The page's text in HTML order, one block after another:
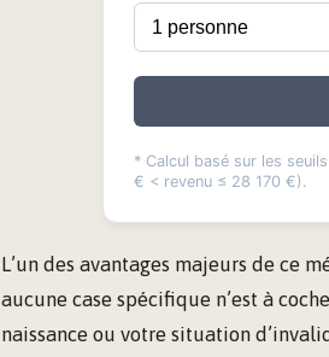
* Calcul basé sur les
€ < revenu ≤ 28 170 €).
L’un des avantages majeurs de ce
aucune case spécifique n’est à
naissance ou votre situation